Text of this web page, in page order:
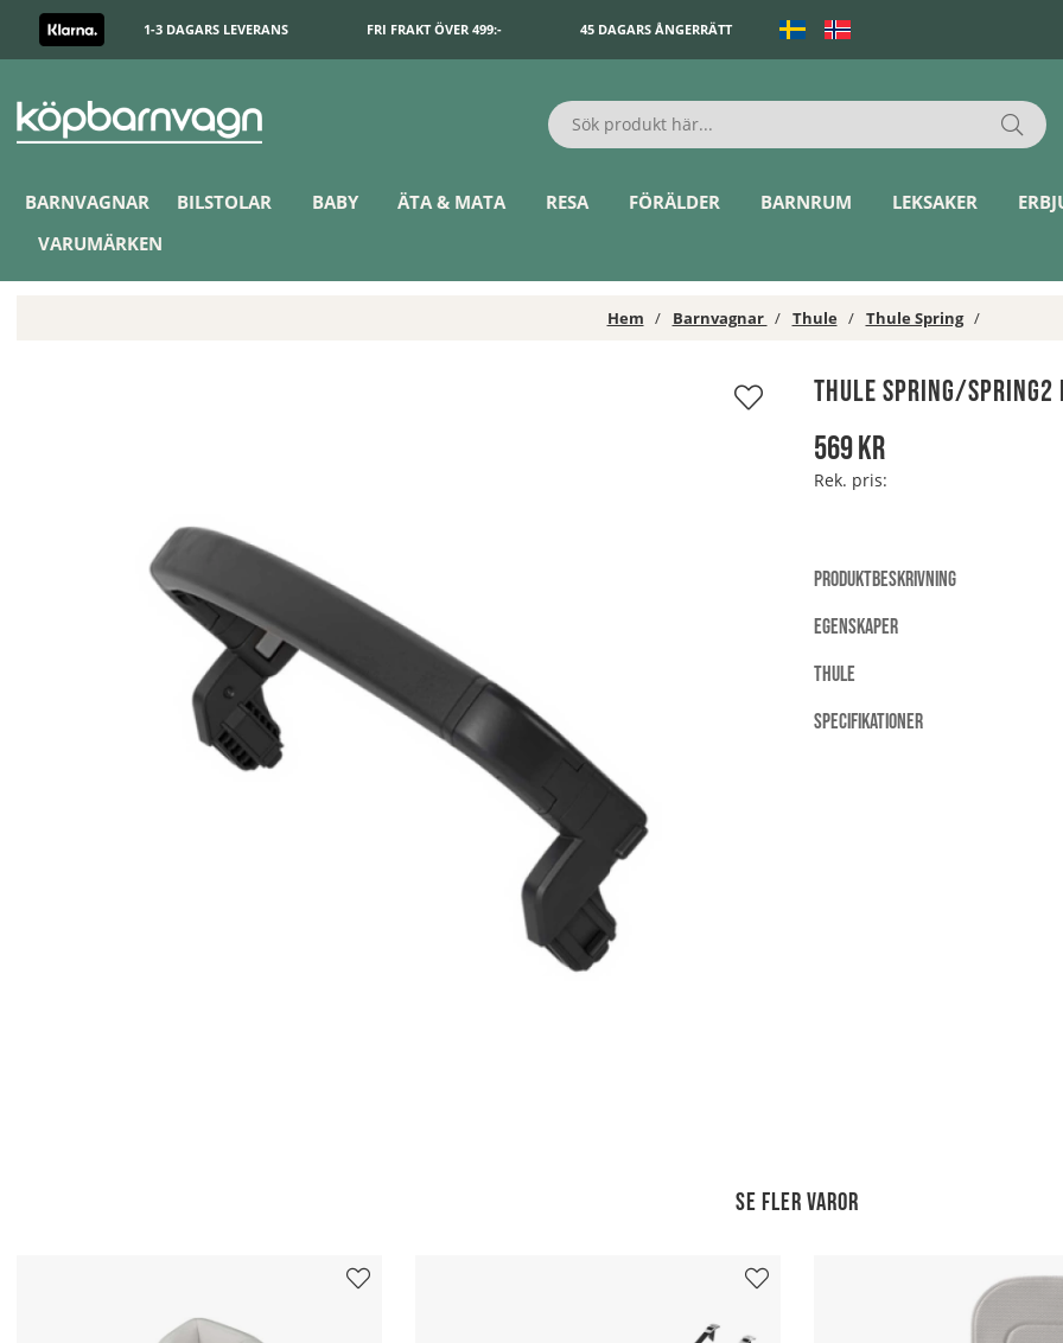
1-3 DAGARS LEVERANS FRI FRAKT ÖVER 499:- 45 DAGARS ÅNGERRÄTT
BARNVAGNAR BILSTOLAR BABY ÄTA & MATA RESA FÖRÄLDER BARNRUM LEKSAKER
VARUMÄRKEN
Hem Barnvagnar Thule Thule Spring
Thule Spring/Spring2
569kr
Rek. pris:
PRODUKTBESKRIVNING
EGENSKAPER
THULE
SPECIFIKATIONER
Se fler varor